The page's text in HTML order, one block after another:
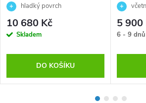
hladký povrch
10 680 Kč
Skladem
DO KOŠÍKU
5 900
6 - 9 dnů